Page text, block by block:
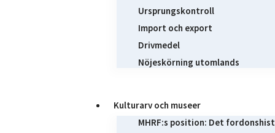
Ursprungskontroll
Import och export
Drivmedel
Nöjeskörning utomlands
Kulturarv och museer
MHRF:s position: Det